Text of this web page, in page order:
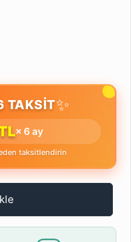
TAKSİT✨
× 6 ay
taksitlendirin